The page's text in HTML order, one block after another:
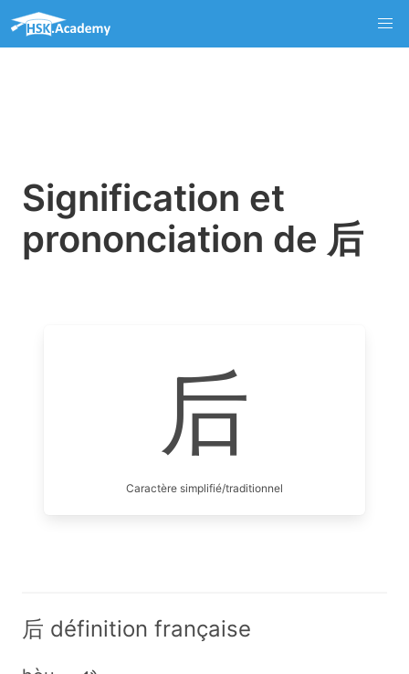
Signification et
prononciation de 后
后
Caractère simplifié/traditionnel
后 définition française